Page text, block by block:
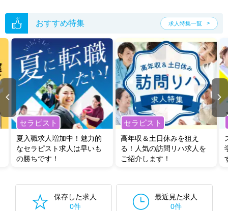
おすすめ特集 求人特集一覧
セラピスト
夏入職求人増加中！魅力的
なセラピスト求人は早いも
の勝ちです！
セラピスト
高年収＆土日休みを狙え
る！人気の訪問リハ求人を
ご紹介します！
保存した求人
0件
最近見た求人
0件